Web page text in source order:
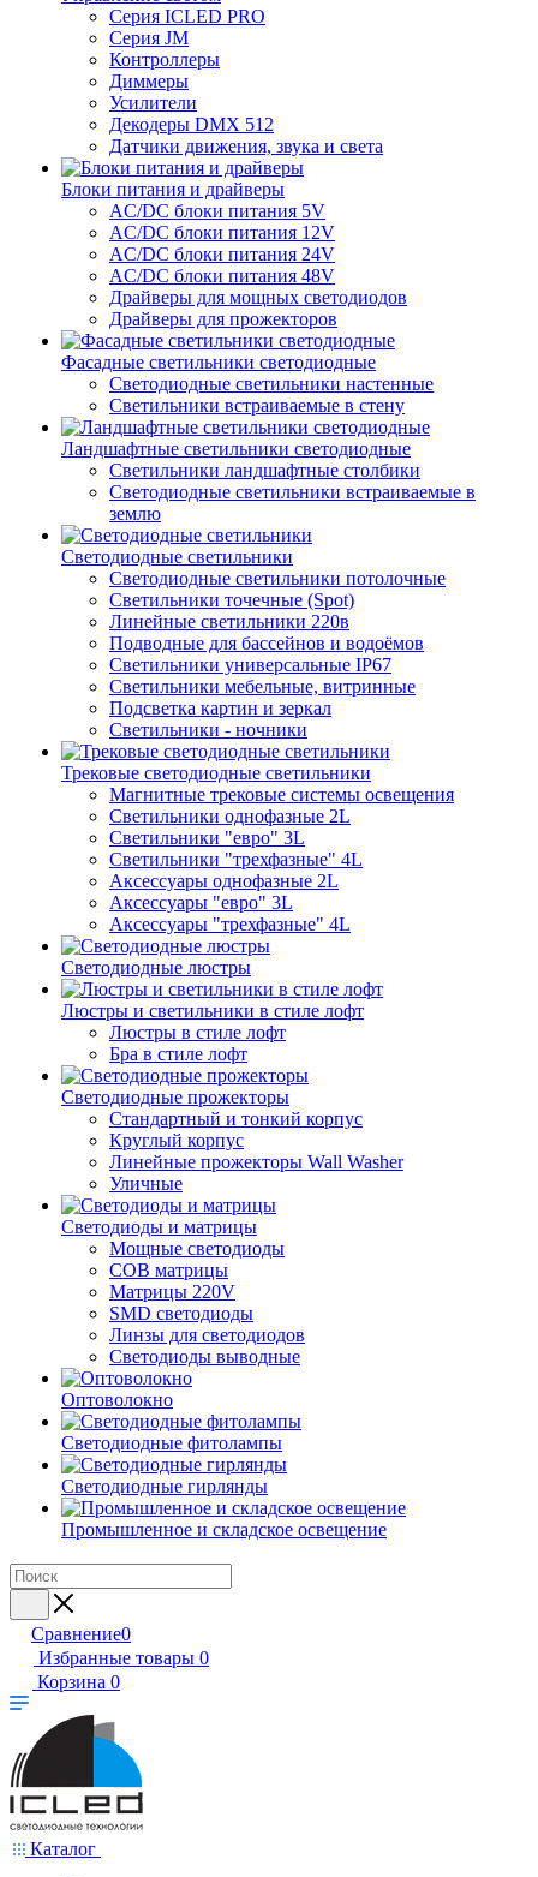
Серия ICLED PRO
Серия JM
Контроллеры
Диммеры
Усилители
Декодеры DMX 512
Датчики движения, звука и света
Блоки питания и драйверы
AC/DC блоки питания 5V
AC/DC блоки питания 12V
AC/DC блоки питания 24V
AC/DC блоки питания 48V
Драйверы для мощных светодиодов
Драйверы для прожекторов
Фасадные светильники светодиодные
Светодиодные светильники настенные
Светильники встраиваемые в стену
Ландшафтные светильники светодиодные
Светильники ландшафтные столбики
Светодиодные светильники встраиваемые в
землю
Светодиодные светильники
Светодиодные светильники потолочные
Светильники точечные (Spot)
Линейные светильники 220в
Подводные для бассейнов и водоёмов
Светильники универсальные IP67
Светильники мебельные, витринные
Подсветка картин и зеркал
Светильники - ночники
Трековые светодиодные светильники
Магнитные трековые системы освещения
Светильники однофазные 2L
Светильники "евро" 3L
Светильники "трехфазные" 4L
Аксессуары однофазные 2L
Аксессуары "евро" 3L
Аксессуары "трехфазные" 4L
Светодиодные люстры
Люстры и светильники в стиле лофт
Люстры в стиле лофт
Бра в стиле лофт
Светодиодные прожекторы
Стандартный и тонкий корпус
Круглый корпус
Линейные прожекторы Wall Washer
Уличные
Светодиоды и матрицы
Мощные светодиоды
COB матрицы
Матрицы 220V
SMD светодиоды
Линзы для светодиодов
Светодиоды выводные
Оптоволокно
Светодиодные фитолампы
Светодиодные гирлянды
Промышленное и складское освещение
Сравнение0
Избранные товары 0
Корзина 0
Каталог